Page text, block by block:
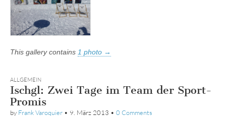
This gallery contains 1 photo →
ALLGEMEIN
Ischgl: Zwei Tage im Team der Sport-
Promis
by Frank Varoquier • 9. März 2013 • 0 Comments